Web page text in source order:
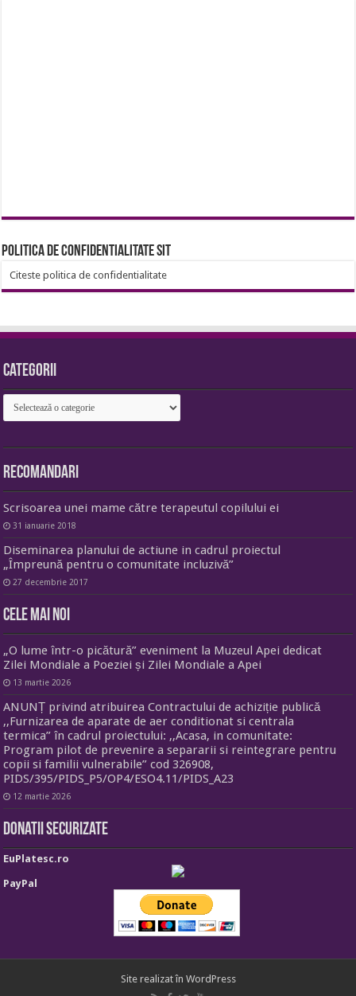
Politica de confidentialitate sit
Citeste politica de confidentialitate
Categorii
Categorii
Recomandari
Scrisoarea unei mame către terapeutul copilului ei
31 ianuarie 2018
Diseminarea planului de actiune in cadrul proiectul
„Împreună pentru o comunitate incluzivă”
27 decembrie 2017
Cele mai noi
„O lume într-o picătură” eveniment la Muzeul Apei dedicat
Zilei Mondiale a Poeziei și Zilei Mondiale a Apei
13 martie 2026
ANUNȚ privind atribuirea Contractului de achiziție publică
,,Furnizarea de aparate de aer conditionat si centrala
termica” în cadrul proiectului: ,,Acasa, in comunitate:
Program pilot de prevenire a separarii si reintegrare pentru
copii si familii vulnerabile” cod 326908,
PIDS/395/PIDS_P5/OP4/ESO4.11/PIDS_A23
12 martie 2026
Donatii securizate
EuPlatesc.ro
PayPal
Site realizat în WordPress